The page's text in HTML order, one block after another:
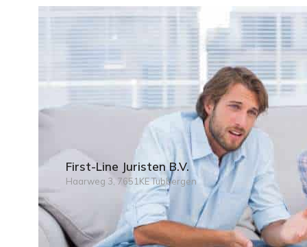
First-Line Juristen B.V.
Haarweg 3, 7651KE Tubbergen